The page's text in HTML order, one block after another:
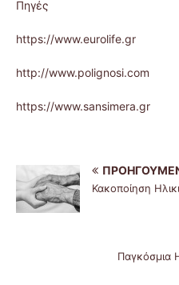
Πηγές
https://www.eurolife.gr
http://www.polignosi.com
https://www.sansimera.gr
Κακοποίηση
Παγκόσμια